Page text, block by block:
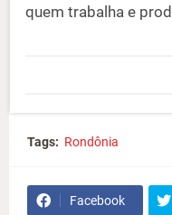
quem trabalha e
Tags: Rondônia
Facebook